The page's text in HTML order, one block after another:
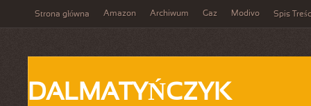
Strona główna Amazon Archiwum Gaz Modivo Spis
DALMATYŃCZYK